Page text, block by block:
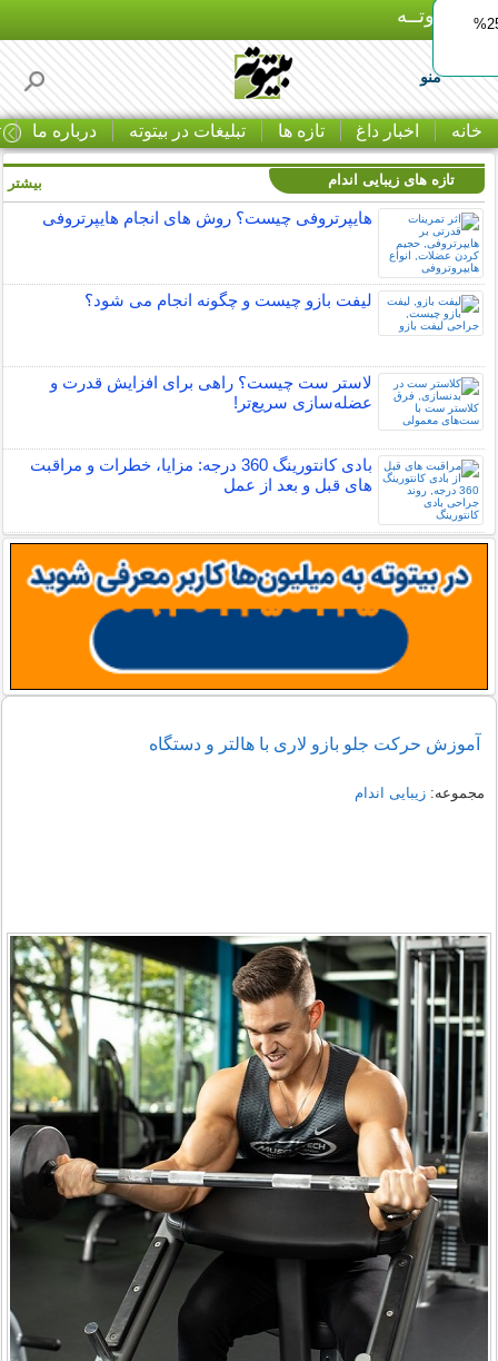
بـیتوتــه
منو
خانه اخبار داغ تازه ها تبلیغات در بیتوته درباره ما
ایمپلنت اقساطی با ضمانت مادام‌العمر+ 25%
تازه های زیبایی اندام
هایپرتروفی چیست؟ روش های انجام هایپرتروفی
لیفت بازو چیست و چگونه انجام می شود؟
لاستر ست چیست؟ راهی برای افزایش قدرت و
عضله‌سازی سریع‌تر!
بادی کانتورینگ 360 درجه: مزایا، خطرات و مراقبت
های قبل و بعد از عمل
بیشتر
آموزش حرکت جلو بازو لاری با هالتر و دستگاه
مجموعه:زیبایی اندام